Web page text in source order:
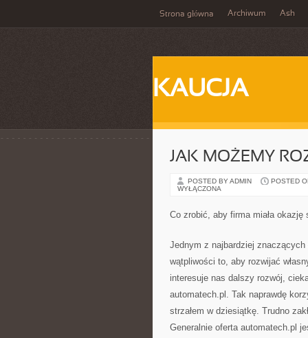
Strona główna Archiwum Ash
KAUCJA
JAK MOŻEMY
POSTED BY ADMIN POSTED
WYŁĄCZONA
Co zrobić, aby firma miała okazję
Jednym z najbardziej
wątpliwości to, aby rozwijać
interesuje nas dalszy rozwój,
automatech.pl. Tak naprawdę
strzałem w dziesiątkę. Trudno
Generalnie oferta automatech.pl